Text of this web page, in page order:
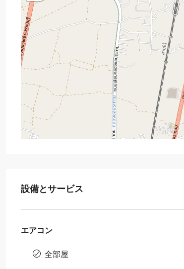
設備とサービス
エアコン
全部屋